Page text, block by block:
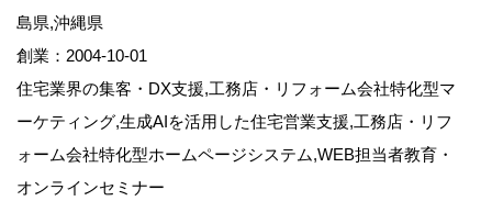
島県,沖縄県
創業：2004-10-01
住宅業界の集客・DX支援,工務店・リフォーム会社特化型マ
ーケティング,生成AIを活用した住宅営業支援,工務店・リフ
ォーム会社特化型ホームページシステム,WEB担当者教育・
オンラインセミナー